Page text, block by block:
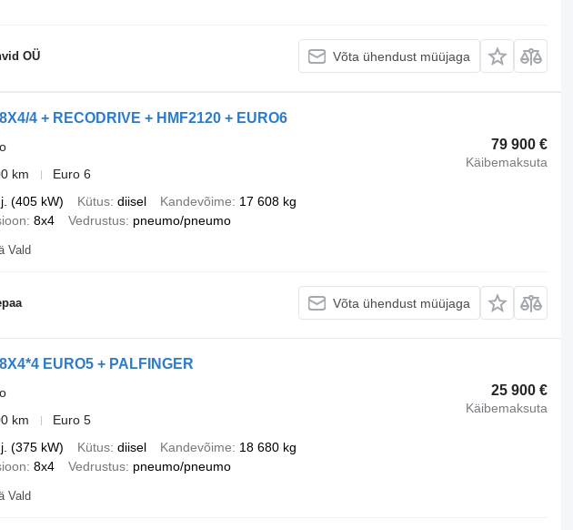
OÜ Võta ühendust müüjaga
4 + RECODRIVE + HMF2120 + EURO6
79 900 €
Käibemaksuta
km
Euro 6
(405 kW) Kütus diisel Kandevõime
17 608 kg
8x4 Vedrustus pneumo/pneumo
Vald
Võta ühendust müüjaga
EURO5 + PALFINGER
25 900 €
Käibemaksuta
km
Euro 5
(375 kW) Kütus diisel Kandevõime
18 680 kg
8x4 Vedrustus pneumo/pneumo
Vald